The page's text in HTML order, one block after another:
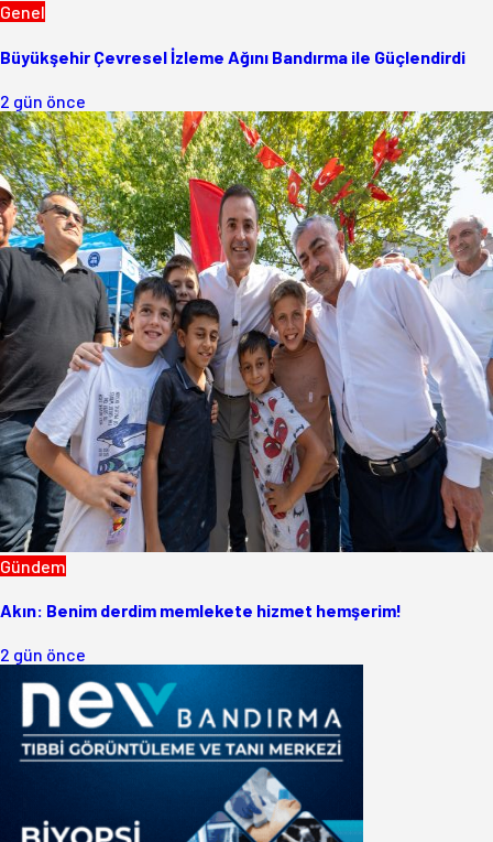
Genel
Büyükşehir Çevresel İzleme Ağını Bandırma ile Güçlendirdi
2 gün önce
Gündem
Akın: Benim derdim memlekete hizmet hemşerim!
2 gün önce